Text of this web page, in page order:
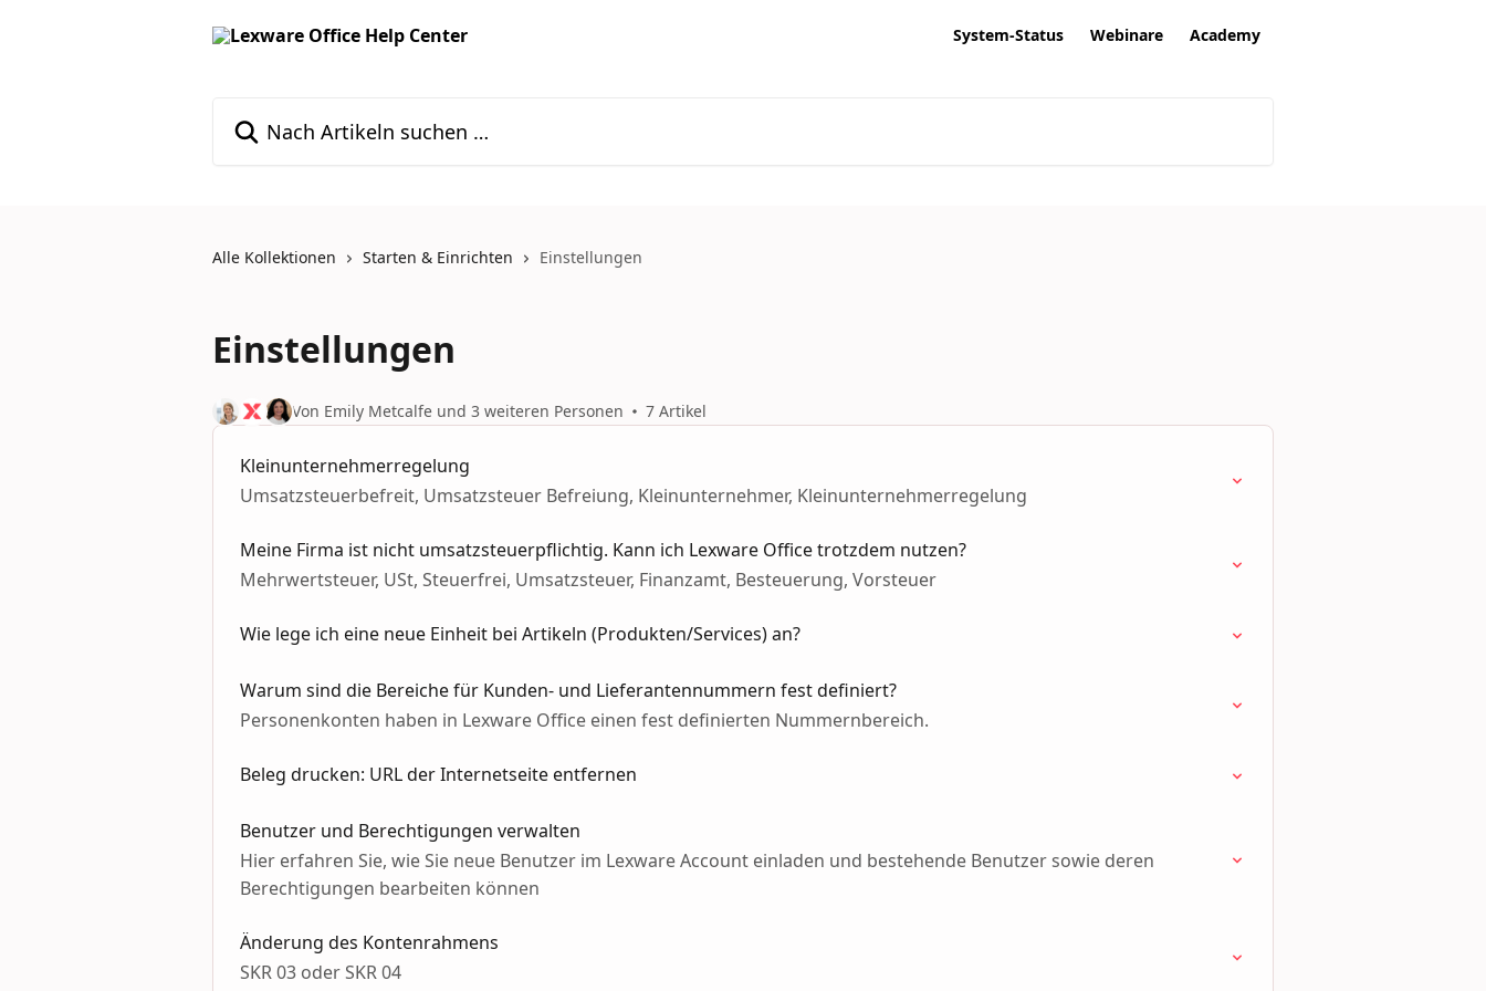
System-Status Webinare Academy
Alle Kollektionen Starten & Einrichten Einstellungen
Einstellungen
Von Emily Metcalfe und 3 weiteren Personen 7 Artikel
Kleinunternehmerregelung
Umsatzsteuerbefreit, Umsatzsteuer Befreiung, Kleinunternehmer, Kleinunternehmerregelung
Meine Firma ist nicht umsatzsteuerpflichtig. Kann ich Lexware Office trotzdem nutzen?
Mehrwertsteuer, USt, Steuerfrei, Umsatzsteuer, Finanzamt, Besteuerung, Vorsteuer
Wie lege ich eine neue Einheit bei Artikeln (Produkten/Services) an?
Warum sind die Bereiche für Kunden- und Lieferantennummern fest definiert?
Personenkonten haben in Lexware Office einen fest definierten Nummernbereich.
Beleg drucken: URL der Internetseite entfernen
Benutzer und Berechtigungen verwalten
Hier erfahren Sie, wie Sie neue Benutzer im Lexware Account einladen und bestehende Benutzer sowie deren
Berechtigungen bearbeiten können
Änderung des Kontenrahmens
SKR 03 oder SKR 04